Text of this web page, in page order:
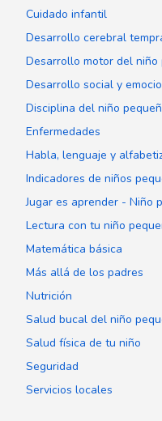
Cuidado infantil
Desarrollo cerebral
Desarrollo motor del niño
Desarrollo social y
Disciplina del niño
Enfermedades
Habla, lenguaje y
Indicadores de niños
Jugar es aprender - Niño
Lectura con tu niño
Matemática básica
Más allá de los padres
Nutrición
Salud bucal del niño
Salud física de tu niño
Seguridad
Servicios locales